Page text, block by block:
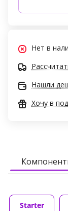
Нет в
Нашли
Хочу в
Starter